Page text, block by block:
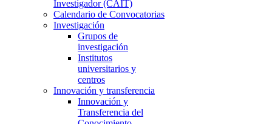
Investigador (CAIT)
Calendario de Convocatorias
Investigación
Grupos de
investigación
Institutos
universitarios y
centros
Innovación y transferencia
Innovación y
Transferencia del